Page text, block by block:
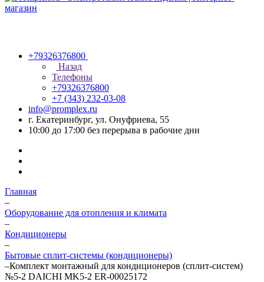
+79326376800
Назад
Телефоны
+79326376800
+7 (343) 232-03-08
info@promplex.ru
г. Екатеринбург, ул. Онуфриева, 55
10:00 до 17:00 без перерыва в рабочие дни
Главная
–
Оборудование для отопления и климата
–
Кондиционеры
–
Бытовые сплит-системы (кондиционеры)
–Комплект монтажный для кондиционеров (сплит-систем)
№5-2 DAICHI MK5-2 ER-00025172